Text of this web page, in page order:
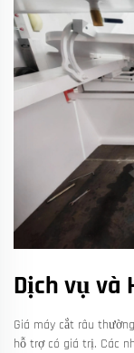
Dịch vụ và
Giá máy cắt râu
hỗ trợ có giá trị. Các